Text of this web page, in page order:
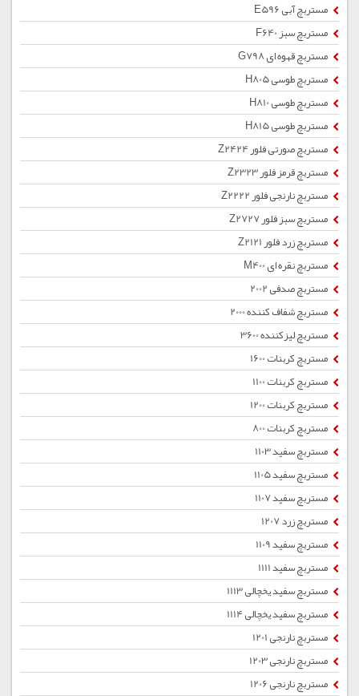
مستربچ آبی E596
مستربچ سبز F640
مستربچ قهوه ای G798
مستربچ طوسی H805
مستربچ طوسی H810
مستربچ طوسی H815
مستربچ صورتی فلور Z2424
مستربچ قرمز فلور Z2323
مستربچ نارنجی فلور Z2222
مستربچ سبز فلور Z2727
مستربچ زرد فلور Z2121
مستربچ نقره ای M400
مستربچ صدفی 2002
مستربچ شفاف کننده 2000
مستربچ لیزکننده 3600
مستربچ کربنات 1600
مستربچ کربنات 1100
مستربچ کربنات 1200
مستربچ کربنات 800
مستربچ سفید 1103
مستربچ سفید 1105
مستربچ سفید 1107
مستربچ زرد 1207
مستربچ سفید 1109
مستربچ سفید 1111
مستربچ سفید یخچالی 1113
مستربچ سفید یخچالی 1114
مستربچ نارنجی 1201
مستربچ نارنجی 1203
مستربچ نارنجی 1206